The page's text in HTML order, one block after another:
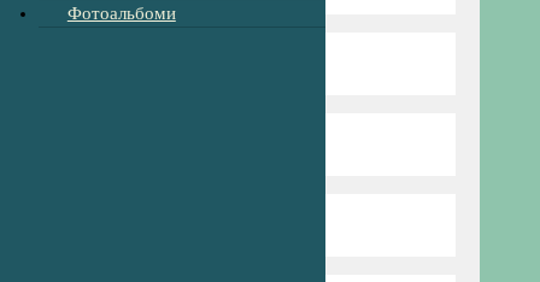
Фотоальбоми